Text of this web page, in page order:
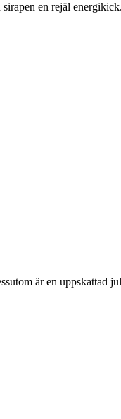
en rejäl energikick.
är en uppskattad